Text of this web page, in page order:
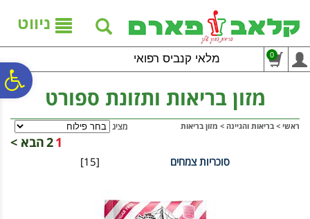
נגישות
אתר
המרכזי
ניווט
מלאי קנביס רפואי 0
מזון בריאות ותזונת ספורט
ראשי > בריאות והגיינה > מזון בריאות מציג
1
2הבא >
[15] סוכריות צמחים